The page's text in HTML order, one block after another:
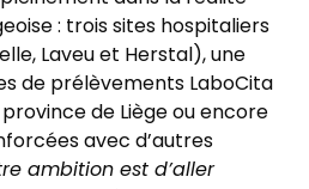
: trois sites hospitaliers
Laveu et Herstal), une
de prélèvements LaboCita
de Liège ou encore
avec d’autres
ambition est d’aller